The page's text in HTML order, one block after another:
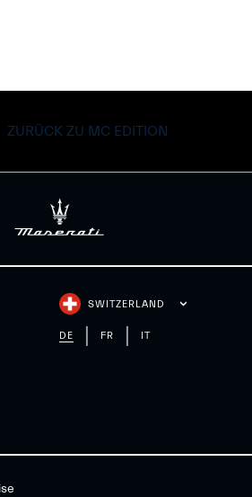
ZURÜCK ZU MC EDITION
SWITZERLAND
DE FR IT